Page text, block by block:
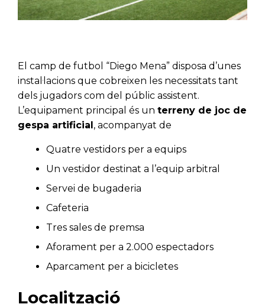
El camp de futbol “Diego Mena” disposa d’unes
instal·lacions que cobreixen les necessitats tant
dels jugadors com del públic assistent.
L’equipament principal és un terreny de joc de
gespa artificial, acompanyat de
Quatre vestidors per a equips
Un vestidor destinat a l’equip arbitral
Servei de bugaderia
Cafeteria
Tres sales de premsa
Aforament per a 2.000 espectadors
Aparcament per a bicicletes
Localització